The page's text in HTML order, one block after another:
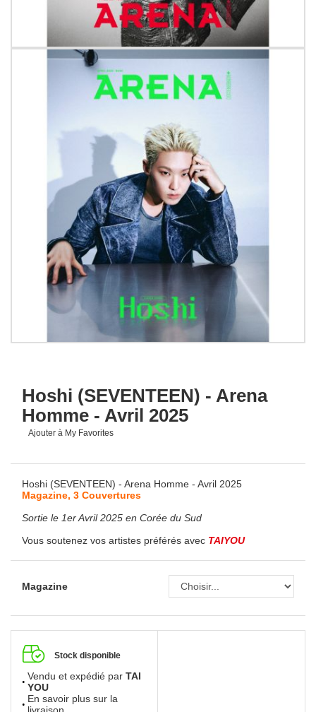
Hoshi (SEVENTEEN) - Arena
Homme - Avril 2025
Ajouter à My Favorites
Hoshi (SEVENTEEN) - Arena Homme - Avril 2025
Magazine, 3 Couvertures
Sortie le 1er Avril 2025 en Corée du Sud
Vous soutenez vos artistes préférés avec TAIYOU
Magazine
Stock disponible
Vendu et expédié par TAI
YOU
En savoir plus sur la